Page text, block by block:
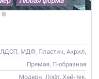
ЛДСП, МДФ, Пластик, Акрил,
Alvic / УФ лак, Стекло
Прямая, П-образная
Модерн, Лофт, Хай-тек,